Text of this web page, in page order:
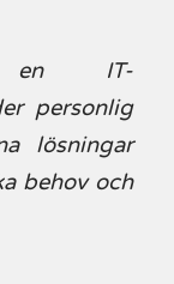
en IT-
personlig
lösningar
behov och